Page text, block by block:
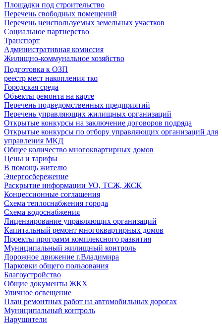
Площадки под строительство
Перечень свободных помещений
Перечень неиспользуемых земельных участков
Социальное партнерство
Транспорт
Административная комиссия
Жилищно-коммунальное хозяйство
Подготовка к ОЗП
реестр мест накопления тко
Городская среда
Объекты ремонта на карте
Перечень подведомственных предприятий
Перечень управляющих жилищных организаций
Открытые конкурсы на заключение договоров подряда
Открытые конкурсы по отбору управляющих организаций для
управления МКД
Общее количество многоквартирных домов
Цены и тарифы
В помощь жителю
Энергосбережение
Раскрытие информации УО, ТСЖ, ЖСК
Концессионные соглашения
Схема теплоснабжения города
Схема водоснабжения
Лицензирование управляющих организаций
Капитальный ремонт многоквартирных домов
Проекты программ комплексного развития
Муниципальный жилищный контроль
Дорожное движение г.Владимира
Парковки общего пользования
Благоустройство
Общие документы ЖКХ
Уличное освещение
План ремонтных работ на автомобильных дорогах
Муниципальный контроль
Нарушители